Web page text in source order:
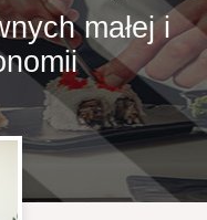
małej i